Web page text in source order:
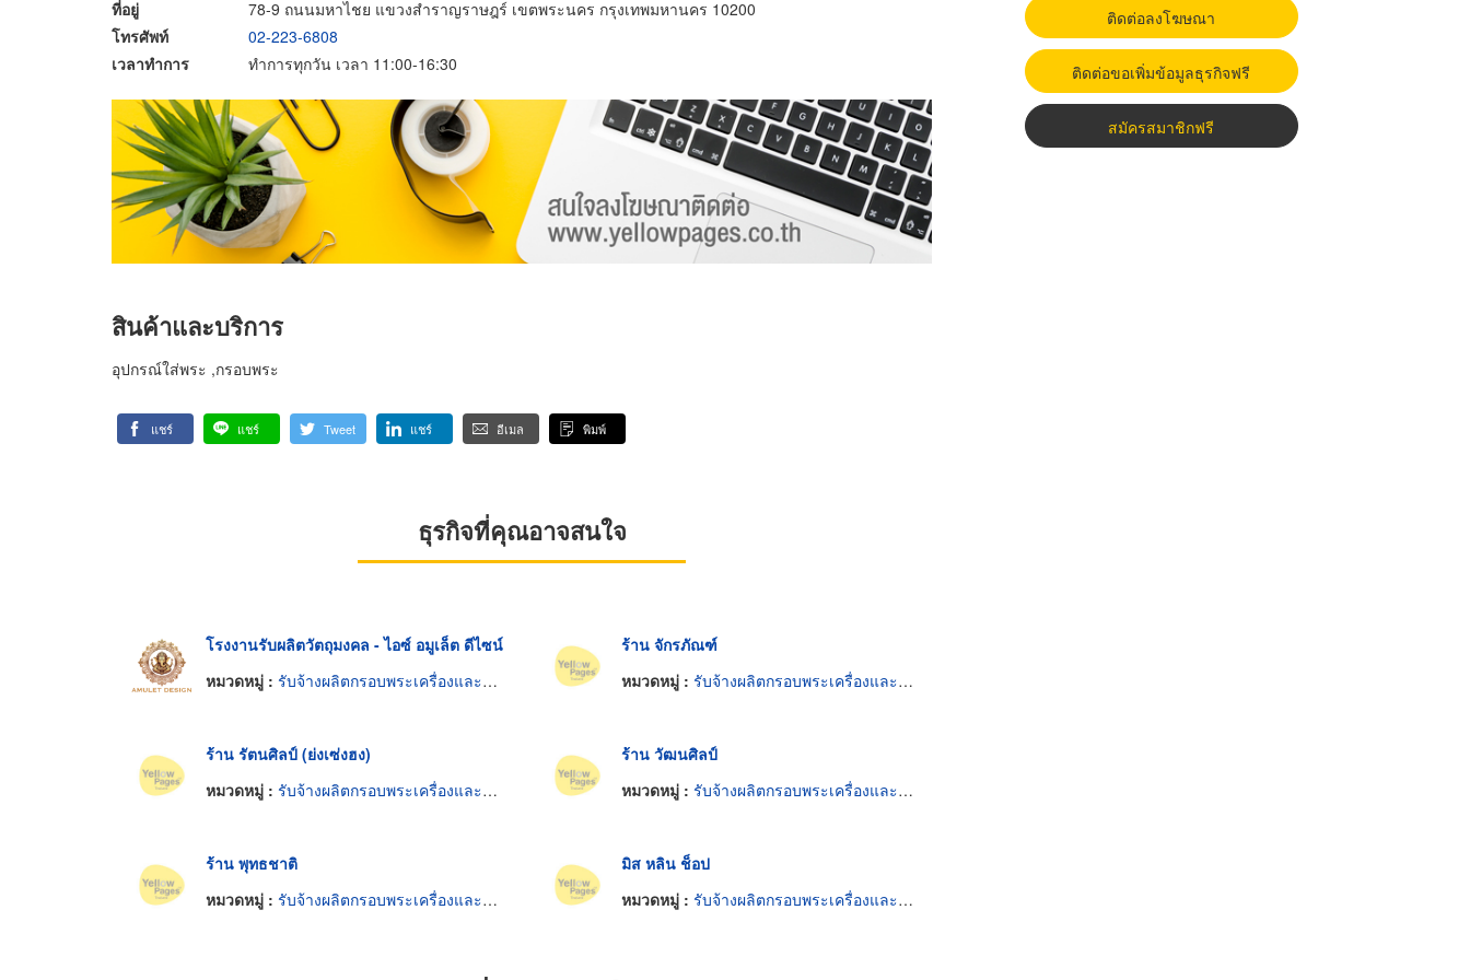
ที่อยู่
78-9 ถนนมหาไชย แขวงสำราญราษฎร์ เขตพระนคร กรุงเทพมหานคร 10200
โทรศัพท์
02-223-6808
เวลาทำการ
ทำการทุกวัน เวลา 11:00-16:30
สินค้าและบริการ
อุปกรณ์ใส่พระ ,กรอบพระ
แชร์ แชร์ Tweet แชร์ อีเมล พิมพ์
ธุรกิจที่คุณอาจสนใจ
โรงงานรับผลิตวัตถุมงคล - ไอซ์ อมูเล็ต ดีไซน์
หมวดหมู่ : รับจ้างผลิตกรอบพระเครื่องและวัตถุมงคล
ร้าน จักรภัณฑ์
หมวดหมู่ : รับจ้างผลิตกรอบพระเครื่องและวัตถุมงคล
ร้าน รัตนศิลป์ (ย่งเซ่งฮง)
หมวดหมู่ : รับจ้างผลิตกรอบพระเครื่องและวัตถุมงคล
ร้าน วัฒนศิลป์
หมวดหมู่ : รับจ้างผลิตกรอบพระเครื่องและวัตถุมงคล
ร้าน พุทธชาติ
หมวดหมู่ : รับจ้างผลิตกรอบพระเครื่องและวัตถุมงคล
มิส หลิน ช็อป
หมวดหมู่ : รับจ้างผลิตกรอบพระเครื่องและวัตถุมงคล
ติดต่อลงโฆษณา
ติดต่อขอเพิ่มข้อมูลธุรกิจฟรี
สมัครสมาชิกฟรี